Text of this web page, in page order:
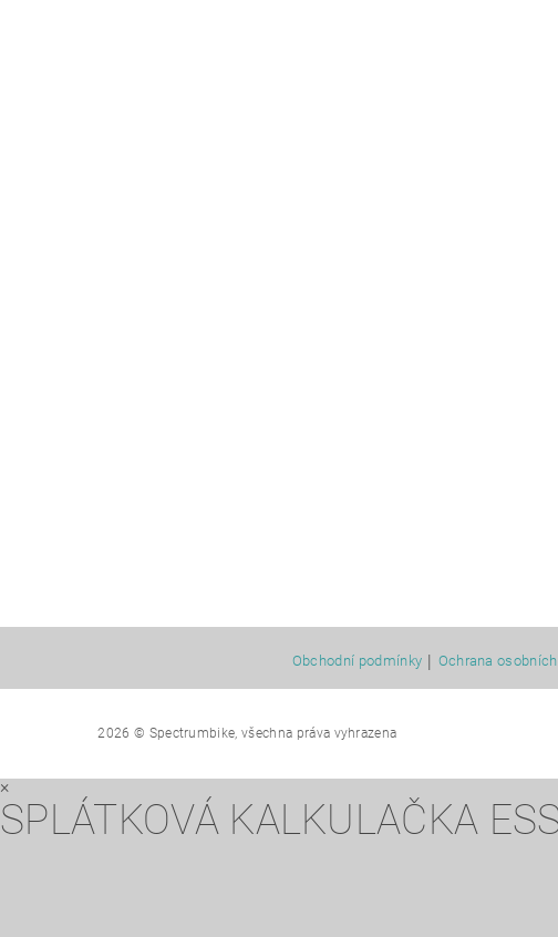
Obchodní podmínky | Ochrana
2026 © Spectrumbike, všechna práva vyhrazena
×
SPLÁTKOVÁ KALKULAČKA